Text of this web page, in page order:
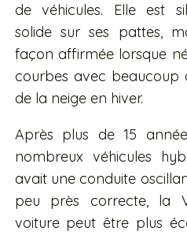
de véhicules. Elle est
solide sur ses pattes,
façon affirmée lorsque
courbes avec beaucoup
de la neige en hiver.
Après plus de 15
nombreux véhicules
avait une conduite
peu près correcte, la
voiture peut être plus